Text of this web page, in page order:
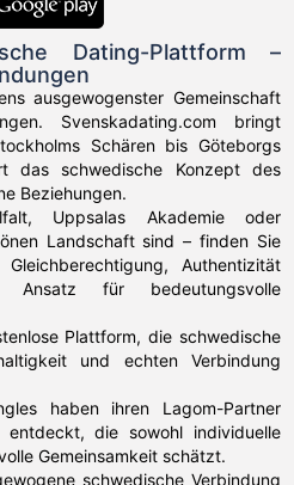
Dating-Plattform –
ausgewogenster Gemeinschaft
Svenskadating.com bringt
Schären bis Göteborgs
das schwedische Konzept des
Beziehungen.
Uppsalas Akademie oder
Landschaft sind – finden Sie
Authentizität
für bedeutungsvolle
Plattform, die schwedische
und echten Verbindung
haben ihren Lagom-Partner
entdeckt, die sowohl individuelle
Gemeinsamkeit schätzt.
schwedische Verbindung